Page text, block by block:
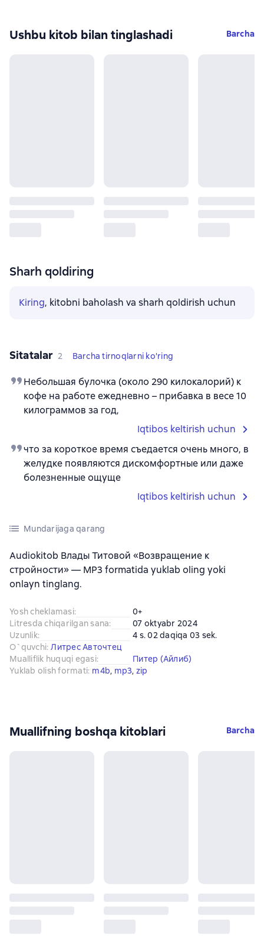
Ushbu kitob bilan tinglashadi Barcha
Sharh qoldiring
Kiring, kitobni baholash va sharh qoldirish uchun
Sitatalar 2 Barcha tirnoqlarni ko'ring
Небольшая булочка (около 290 килокалорий) к
кофе на работе ежедневно – прибавка в весе 10
килограммов за год,
Iqtibos keltirish uchun
что за короткое время съедается очень много, в
желудке появляются дискомфортные или даже
болезненные ощуще
Iqtibos keltirish uchun
Mundarijaga qarang
Audiokitob Влады Титовой «Возвращение к
стройности» — MP3 formatida yuklab oling yoki
onlayn tinglang.
Yosh cheklamasi:
0+
Litresda chiqarilgan sana:
07 oktyabr 2024
Uzunlik:
4 s. 02 daqiqa 03 sek.
O`quvchi: Литрес Авточтец
Mualliflik huquqi egasi:
Питер (Айлиб)
Yuklab olish formati: m4b, mp3, zip
Muallifning boshqa kitoblari Barcha